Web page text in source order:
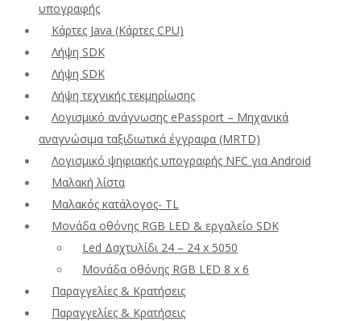
υπογραφής
Κάρτες Java (Κάρτες CPU)
Λήψη SDK
Λήψη SDK
Λήψη τεχνικής τεκμηρίωσης
Λογισμικό ανάγνωσης ePassport – Μηχανικά
αναγνώσιμα ταξιδιωτικά έγγραφα (MRTD)
Λογισμικό ψηφιακής υπογραφής NFC για Android
Μαλακή λίστα
Μαλακός κατάλογος- TL
Μονάδα οθόνης RGB LED & εργαλείο SDK
Led Δαχτυλίδι 24 – 24 x 5050
Μονάδα οθόνης RGB LED 8 x 6
Παραγγελίες & Κρατήσεις
Παραγγελίες & Κρατήσεις